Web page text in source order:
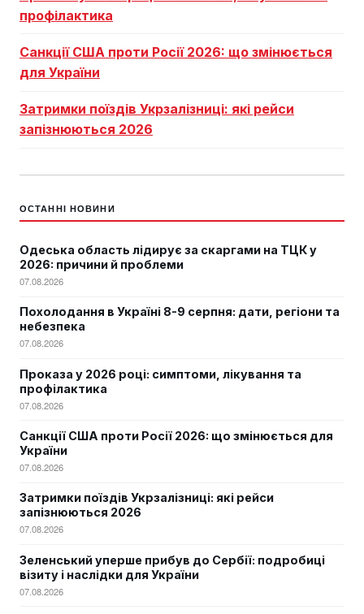
профілактика
Санкції США проти Росії 2026: що змінюється
для України
Затримки поїздів Укрзалізниці: які рейси
запізнюються 2026
ОСТАННІ НОВИНИ
Одеська область лідирує за скаргами на ТЦК у
2026: причини й проблеми
07.08.2026
Похолодання в Україні 8-9 серпня: дати, регіони та
небезпека
07.08.2026
Проказа у 2026 році: симптоми, лікування та
профілактика
07.08.2026
Санкції США проти Росії 2026: що змінюється для
України
07.08.2026
Затримки поїздів Укрзалізниці: які рейси
запізнюються 2026
07.08.2026
Зеленський уперше прибув до Сербії: подробиці
візиту і наслідки для України
07.08.2026